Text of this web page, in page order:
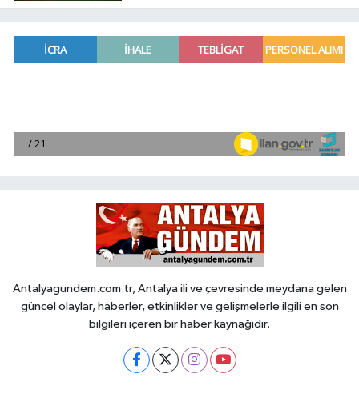
Antalyagundem.com.tr, Antalya ili ve çevresinde meydana gelen
güncel olaylar, haberler, etkinlikler ve gelişmelerle ilgili en son
bilgileri içeren bir haber kaynağıdır.